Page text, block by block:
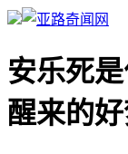
安乐死
醒来的